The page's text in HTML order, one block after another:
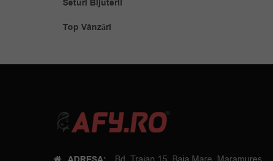
Seturi Bijuterii
Top Vânzări